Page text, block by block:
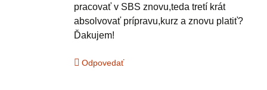
pracovať v SBS znovu,teda tretí krát
absolvovať prípravu,kurz a znovu platiť?
Ďakujem!
Odpovedať